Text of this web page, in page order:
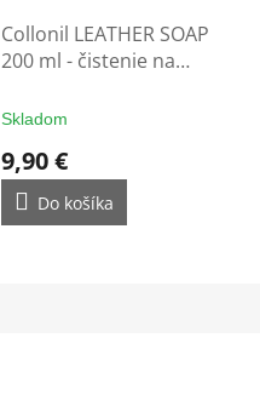
Collonil LEATHER SOAP
200 ml - čistenie na
Skladom
9,90 €
Do košíka